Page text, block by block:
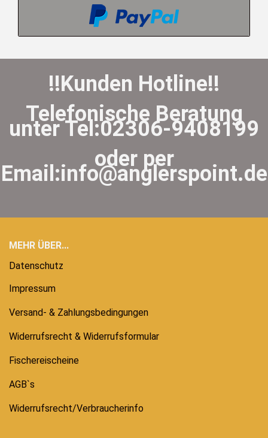
!!Kunden Hotline!!
Telefonische Beratung
unter Tel:02306-9408199
oder per
Email:info@anglerspoint.de
MEHR ÜBER...
Datenschutz
Impressum
Versand- & Zahlungsbedingungen
Widerrufsrecht & Widerrufsformular
Fischereischeine
AGB`s
Widerrufsrecht/Verbraucherinfo